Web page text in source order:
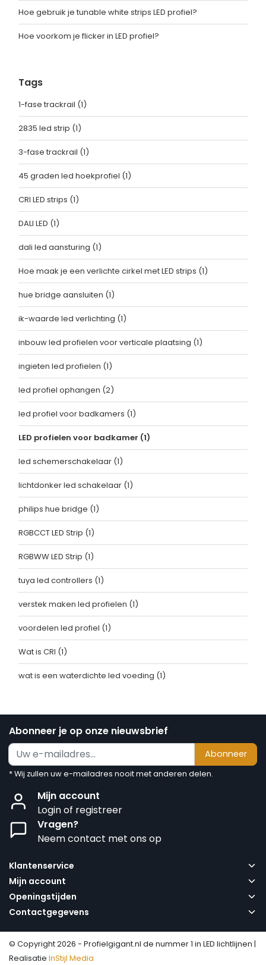
Hoe gebruik je tunable white strips LED profiel?
Hoe voorkom je flicker in LED profiel?
Tags
1-fase trackrail (1)
2835 led strip (1)
3-fase trackrail (1)
45 graden led hoekprofiel (1)
CRI LED strips (1)
DALI LED (1)
dali led aansturing (1)
Hoe maak je een verlichte cirkel met LED strips (1)
hue bridge aansluiten (1)
ik-waarde led verlichting (1)
inbouw led profielen voor verticale plaatsing (1)
ingieten led profielen (1)
led profiel ophangen (2)
led profiel voor badkamers (1)
LED profielen voor badkamer (1)
led schemerschakelaar (1)
lichtdonker led schakelaar (1)
philips hue bridge (1)
RGBCCT LED Strip (1)
RGBWW LED Strip (1)
tuya led controllers (1)
verstek maken led profielen (1)
voordelen led profiel (1)
Wat is CRI (1)
wat is een waterdichte led voeding (1)
Abonneer je op onze nieuwsbrief
Abonneer
* Wij zullen uw e-mailadres nooit met anderen delen.
Mijn account
Login of registreer
Vragen?
Neem contact met ons op
Klantenservice
Mijn account
Openingstijden
Contactgegevens
© Copyright 2026 - Profielgigant.nl de nummer 1 in LED lichtlijnen |
Realisatie InStijl Media